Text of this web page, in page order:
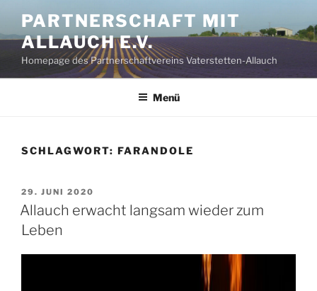
Inhalt
springen
PARTNERSCHAFT MIT
ALLAUCH E.V.
Homepage des Partnerschaftvereins Vaterstetten-Allauch
Menü
SCHLAGWORT: FARANDOLE
VERÖFFENTLICHT
AM
29. JUNI 2020
Allauch erwacht langsam wieder zum
Leben